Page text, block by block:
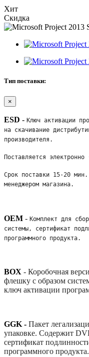
Хит
Скидка
Тип поставки:
×
ESD - Ключ активации
на скачивание
производителя.
Поставляется
Срок поставки 15-20
менеджером магазина.
OEM - Комплект для
системы, сертификат
программного продукта.
BOX - Коробочная
флешку с образом
ключ активации
GGK - Пакет
упаковке. Содержит
сертификат
программного продукта.